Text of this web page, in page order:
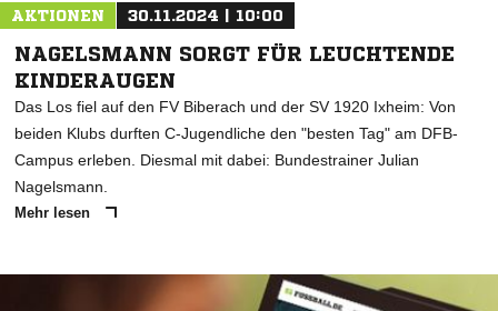
AKTIONEN 30.11.2024 | 10:00
NAGELSMANN SORGT FÜR LEUCHTENDE
KINDERAUGEN
Das Los fiel auf den FV Biberach und der SV 1920 Ixheim: Von
beiden Klubs durften C-Jugendliche den "besten Tag" am DFB-
Campus erleben. Diesmal mit dabei: Bundestrainer Julian
Nagelsmann.
Mehr lesen